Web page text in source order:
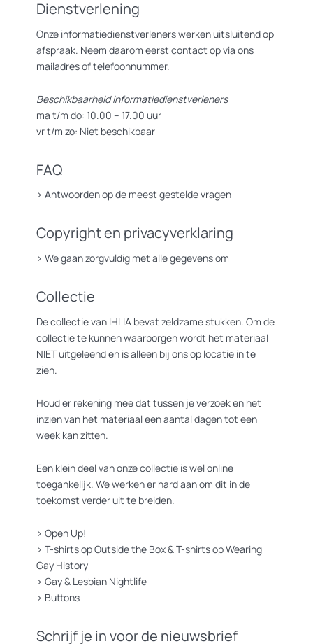
Dienstverlening
Onze informatiedienstverleners werken uitsluitend op
afspraak. Neem daarom eerst contact op via ons
mailadres of telefoonnummer.
Beschikbaarheid informatiedienstverleners
ma t/m do: 10.00 – 17.00 uur
vr t/m zo: Niet beschikbaar
FAQ
> Antwoorden op de meest gestelde vragen
Copyright en privacyverklaring
> We gaan zorgvuldig met alle gegevens om
Collectie
De collectie van IHLIA bevat zeldzame stukken. Om de
collectie te kunnen waarborgen wordt het materiaal
NIET uitgeleend en is alleen bij ons op locatie in te
zien.
Houd er rekening mee dat tussen je verzoek en het
inzien van het materiaal een aantal dagen tot een
week kan zitten.
Een klein deel van onze collectie is wel online
toegankelijk. We werken er hard aan om dit in de
toekomst verder uit te breiden.
> Open Up!
> T-shirts op Outside the Box&T-shirts op Wearing
Gay History
> Gay & Lesbian Nightlife
> Buttons
Schrijf je in voor de nieuwsbrief